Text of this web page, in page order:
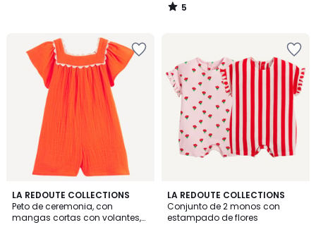
5
/
LA REDOUTE COLLECTIONS
Peto de ceremonia, con
mangas cortas con volantes,
5
/
5
LA REDOUTE COLLECTIONS
Conjunto de 2 monos con
estampado de flores
4
/
5